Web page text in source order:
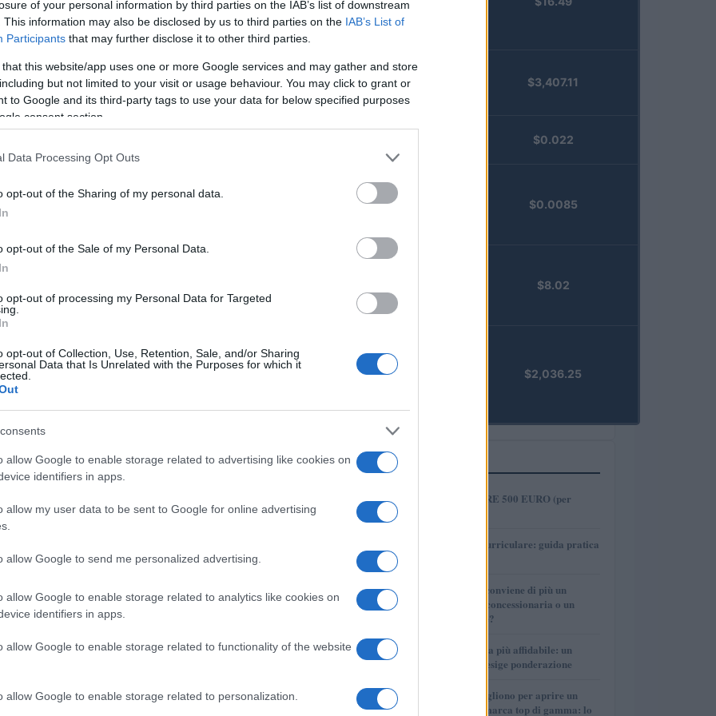
of your personal information by third parties on the IAB’s list of downstream
This information may also be disclosed by us to third parties on the IAB’s List of
Participants that may further disclose it to other third parties.
that this website/app uses one or more Google services and may gather and store
but not limited to your visit or usage behaviour. You may click to grant or
to Google and its third-party tags to use your data for below specified purposes
consent section.
Data Processing Opt Outs
opt-out of the Sharing of my personal data.
opt-out of the Sale of my Personal Data.
opt-out of processing my Personal Data for Targeted
opt-out of Collection, Use, Retention, Sale, and/or Sharing
Data that Is Unrelated with the Purposes for which it
allow Google to enable storage related to advertising like cookies on
identifiers in apps.
allow my user data to be sent to Google for online advertising
allow Google to send me personalized advertising.
allow Google to enable storage related to analytics like cookies on
identifiers in apps.
allow Google to enable storage related to functionality of the website
allow Google to enable storage related to personalization.
I dati mettono a confronto le stime del CPI e del
permettendo un’analisi che abbraccia vari
chiaramente il cambiamento delle proiezioni nel
con un quadrato grigio, si distaccano da quelle di
da un triangolo chartreuse e un
ci invita a riflettere su quale
La metodologia è cruciale. I modelli di
a guardare i prezzi correnti, ma considerano anche i
da quello utilizzato per il PCE, che integra le
Qui sorge un dilemma: è meglio affidarsi a
ma meno trasparenti? Questa è una questione
Injective
Vested XOR
(VXOR)
$3,407.11
$0.022
$0.0085
$8.02
PRIME)
$2,036.25
PIÙ LETTI
1
COME INVESTIRE 500 EURO (per
2
Tirocinio extra-curriculare: guida pratica
3
Per le auto usate conviene di più un
finanziamento in concessionaria o un
prestito personale?
4
La macchina usata più affidabile: un
investimento che esige ponderazione
5
Quanti soldi ci vogliono per aprire un
autosalone multimarca top di gamma: lo